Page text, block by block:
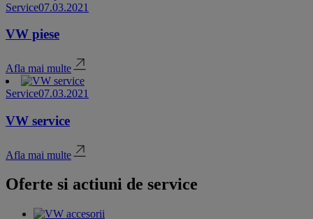
Service07.03.2021
VW piese
Afla mai multe
Service07.03.2021
VW service
Afla mai multe
Oferte si actiuni de service